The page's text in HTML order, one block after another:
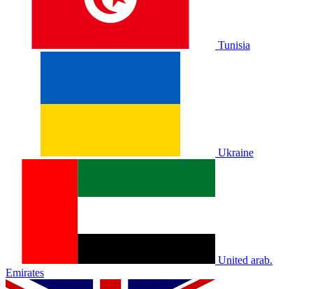
Tunisia
Ukraine
United arab.
Emirates